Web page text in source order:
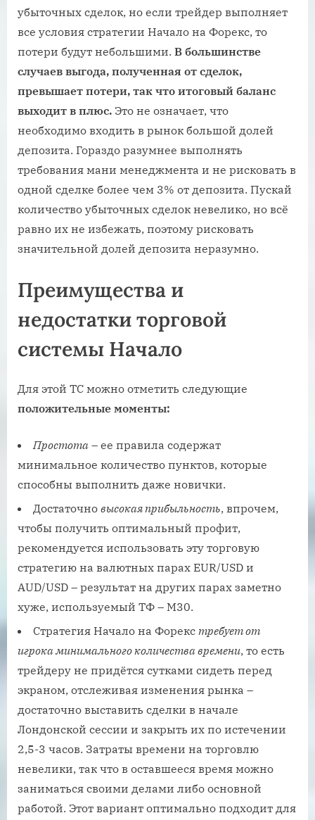
убыточных сделок, но если трейдер выполняет
все условия стратегии Начало на Форекс, то
потери будут небольшими. В большинстве
случаев выгода, полученная от сделок,
превышает потери, так что итоговый баланс
выходит в плюс. Это не означает, что
необходимо входить в рынок большой долей
депозита. Гораздо разумнее выполнять
требования мани менеджмента и не рисковать в
одной сделке более чем 3% от депозита. Пускай
количество убыточных сделок невелико, но всё
равно их не избежать, поэтому рисковать
значительной долей депозита неразумно.
Преимущества и
недостатки торговой
системы Начало
Для этой ТС можно отметить следующие
положительные моменты:
Простота – ее правила содержат
минимальное количество пунктов, которые
способны выполнить даже новички.
Достаточно высокая прибыльность, впрочем,
чтобы получить оптимальный профит,
рекомендуется использовать эту торговую
стратегию на валютных парах EUR/USD и
AUD/USD – результат на других парах заметно
хуже, используемый ТФ – M30.
Стратегия Начало на Форекс требует от
игрока минимального количества времени, то есть
трейдеру не придётся сутками сидеть перед
экраном, отслеживая изменения рынка –
достаточно выставить сделки в начале
Лондонской сессии и закрыть их по истечении
2,5-3 часов. Затраты времени на торговлю
невелики, так что в оставшееся время можно
заниматься своими делами либо основной
работой. Этот вариант оптимально подходит для